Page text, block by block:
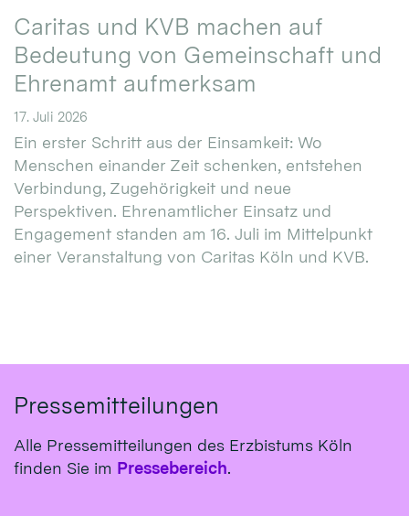
Caritas und KVB machen auf
Bedeutung von Gemeinschaft und
Ehrenamt aufmerksam
17. Juli 2026
Ein erster Schritt aus der Einsamkeit: Wo
Menschen einander Zeit schenken, entstehen
Verbindung, Zugehörigkeit und neue
Perspektiven. Ehrenamtlicher Einsatz und
Engagement standen am 16. Juli im Mittelpunkt
einer Veranstaltung von Caritas Köln und KVB.
Pressemitteilungen
Alle Pressemitteilungen des Erzbistums Köln
finden Sie im Pressebereich.